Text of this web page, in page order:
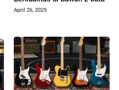
April 26, 2025